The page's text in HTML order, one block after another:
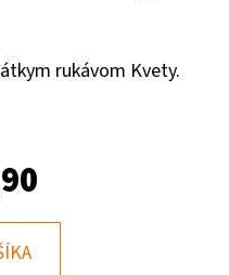
rukávom Kvety.